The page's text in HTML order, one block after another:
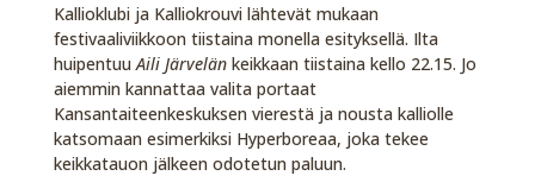
Kallioklubi ja Kalliokrouvi lähtevät mukaan
festivaaliviikkoon tiistaina monella esityksellä. Ilta
huipentuu Aili Järvelänkeikkaan tiistaina kello 22.15. Jo
aiemmin kannattaa valita portaat
Kansantaiteenkeskuksen vierestä ja nousta kalliolle
katsomaan esimerkiksi Hyperboreaa, joka tekee
keikkatauon jälkeen odotetun paluun.